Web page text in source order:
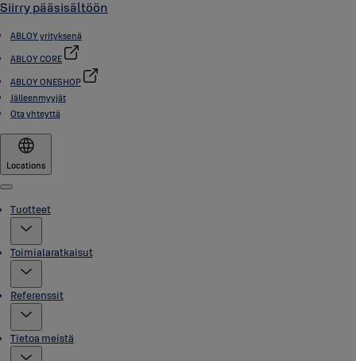
Siirry pääsisältöön
ABLOY yrityksenä
ABLOY CORE
ABLOY ONESHOP
Jälleenmyyjät
Ota yhteyttä
Locations
Menu
Tuotteet
Toimialaratkaisut
Referenssit
Tietoa meistä